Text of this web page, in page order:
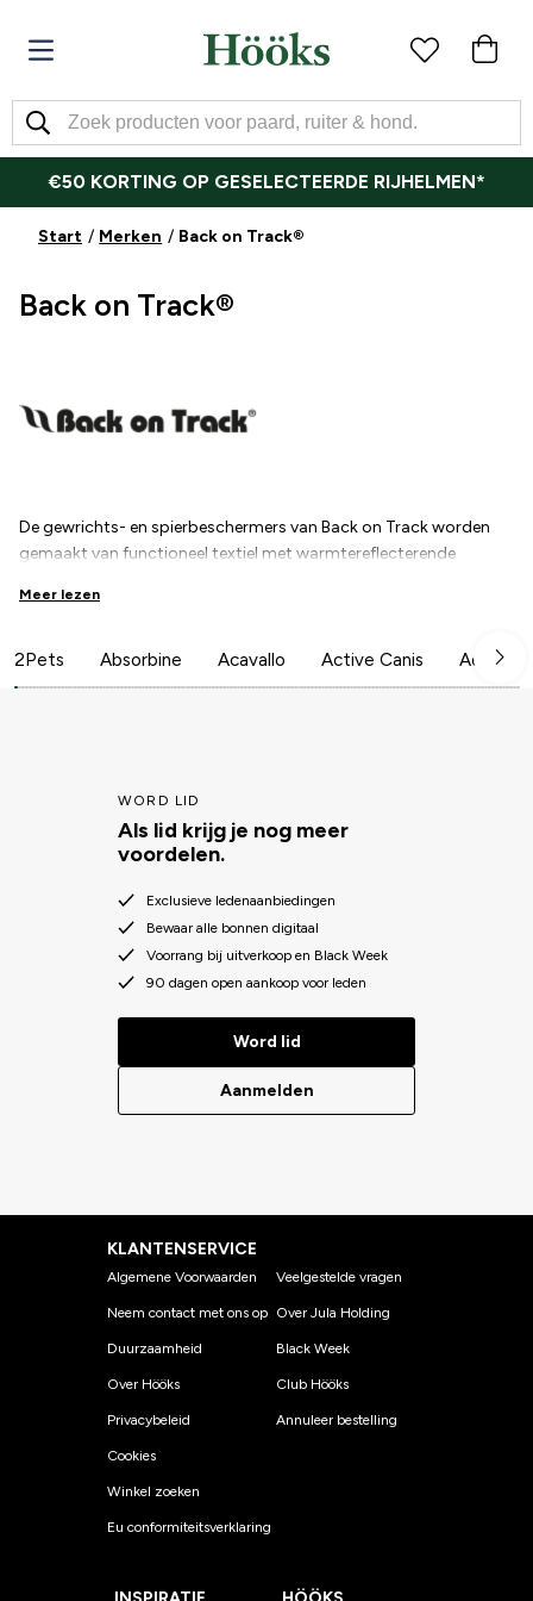
€50 KORTING OP GESELECTEERDE RIJHELMEN*
Start Merken Back on Track®
Back on Track®
De gewrichts- en spierbeschermers van Back on Track worden
gemaakt van functioneel textiel met warmtereflecterende
Chinese ervaring met moderne wetenschappelijke
polyester- of polypropyleendraadjes gesmolten.
Lees hier meer!
Meer lezen
2Pets Absorbine Acavallo Active Canis Aesculap
WORD LID
Als lid krijg je nog meer
voordelen.
Exclusieve ledenaanbiedingen
Bewaar alle bonnen digitaal
Voorrang bij uitverkoop en Black Week
90 dagen open aankoop voor leden
Word lid
Aanmelden
KLANTENSERVICE
Algemene Voorwaarden
Neem contact met ons op
Duurzaamheid
Over Hööks
Privacybeleid
Cookies
Winkel zoeken
Eu conformiteitsverklaring
Veelgestelde vragen
Over Jula Holding
Black Week
Club Hööks
Annuleer bestelling